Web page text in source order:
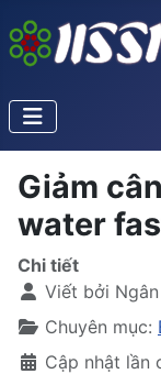
Giảm
water
Chi tiết
Viết bởi
Chuyên mục:
Cập nhật lần